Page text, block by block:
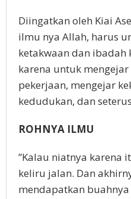
Diingatkan oleh Kiai
ilmu nya Allah, harus
ketakwaan dan ibadah
karena untuk
pekerjaan, mengejar
kedudukan, dan
ROHNYA ILMU
”Kalau niatnya karena
keliru jalan. Dan
mendapatkan